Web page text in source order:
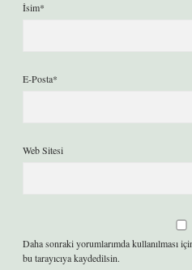
İsim*
E-Posta*
Web Sitesi
Daha sonraki yorumlarımda kullanılması
bu tarayıcıya kaydedilsin.